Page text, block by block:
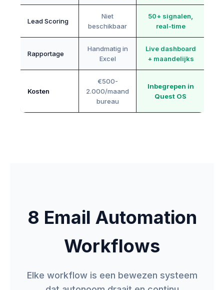
Lead Scoring
Niet
beschikbaar
50+ signalen,
real-time
Rapportage
Handmatig in
Excel
Live dashboard
+ maandelijks
Kosten
€500-
2.000/maand
bureau
Inbegrepen in
Quest OS
8 Email Automation
Workflows
Elke workflow is een bewezen systeem